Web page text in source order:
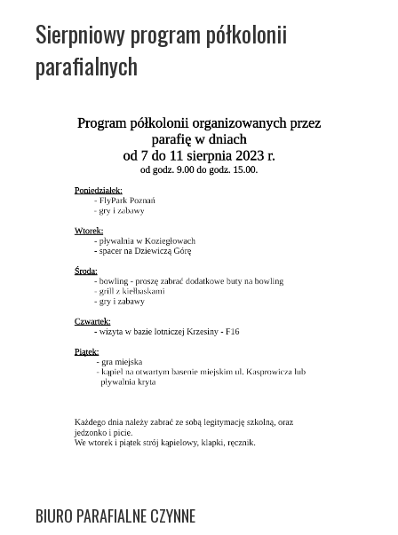
Sierpniowy program półkolonii
parafialnych
BIURO PARAFIALNE CZYNNE